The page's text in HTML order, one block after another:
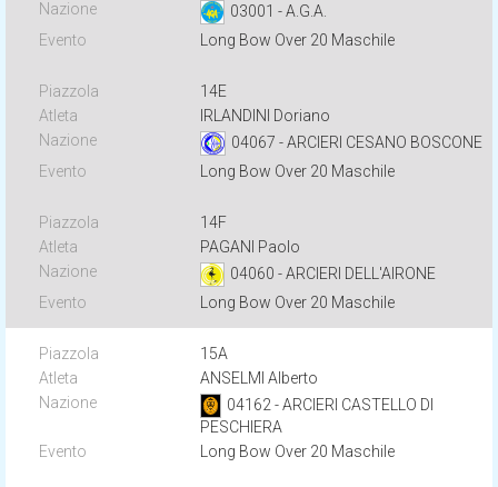
03001 - A.G.A.
Long Bow Over 20 Maschile
14E
IRLANDINI Doriano
04067 - ARCIERI CESANO BOSCONE
Long Bow Over 20 Maschile
14F
PAGANI Paolo
04060 - ARCIERI DELL'AIRONE
Long Bow Over 20 Maschile
15A
ANSELMI Alberto
04162 - ARCIERI CASTELLO DI
PESCHIERA
Long Bow Over 20 Maschile